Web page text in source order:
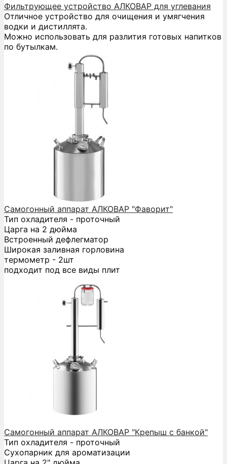
Фильтрующее устройство АЛКОВАР для углевания
Отличное устройство для очищения и умягчения
водки и дистиллята.
Можно использовать для разлития готовых напитков
по бутылкам.
Самогонный аппарат АЛКОВАР "Фаворит"
Тип охладителя - проточный
Царга на 2 дюйма
Встроенный дефлегматор
Широкая заливная горловина
термометр - 2шт
подходит под все виды плит
Самогонный аппарат АЛКОВАР "Крепыш с банкой"
Тип охладителя - проточный
Сухопарник для ароматизации